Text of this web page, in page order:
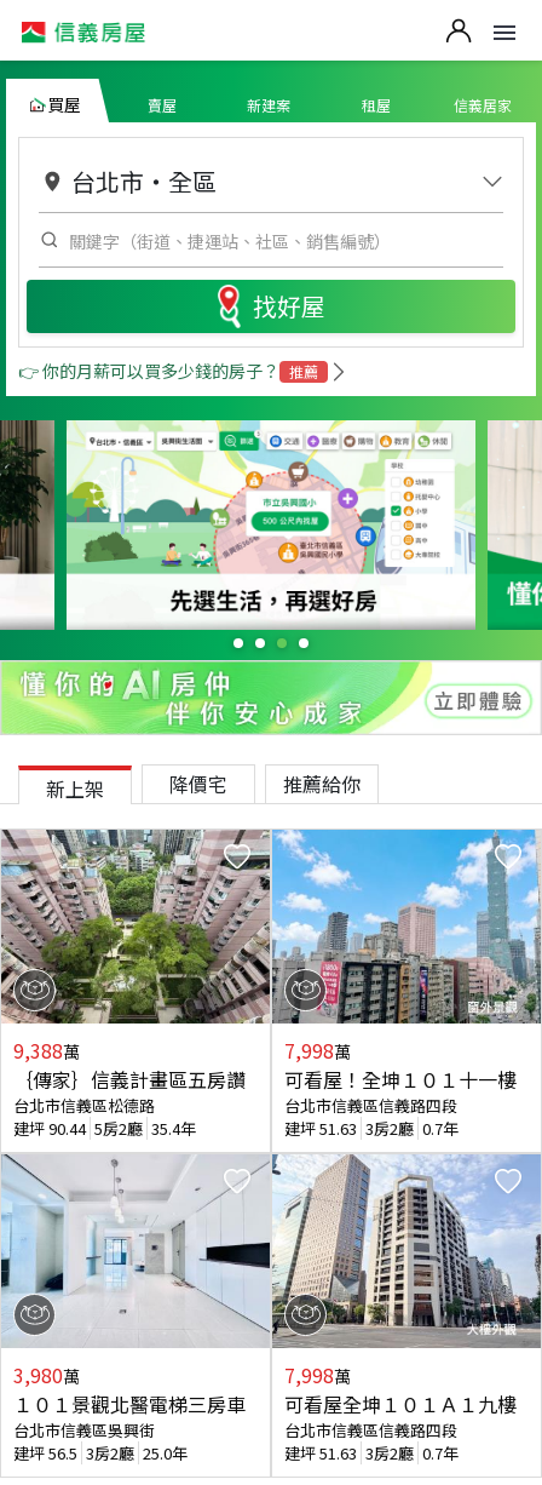
買屋 賣屋 新建案 租屋 信義居家
台北市 ・ 全區
找好屋
👉 你的月薪可以買多少錢的房子？ 推薦
新上架 降價宅 推薦給你
9,388萬
｛傳家｝信義計畫區五房讚
台北市信義區松德路
建坪90.44 5房2廳 35.4年
3,980萬
１０１景觀北醫電梯三房車
台北市信義區吳興街
建坪56.5 3房2廳 25.0年
7,998萬
可看屋！全坤１０１十一樓
台北市信義區信義路四段
建坪51.63 3房2廳 0.7年
7,998萬
可看屋全坤１０１Ａ１九樓
台北市信義區信義路四段
建坪51.63 3房2廳 0.7年